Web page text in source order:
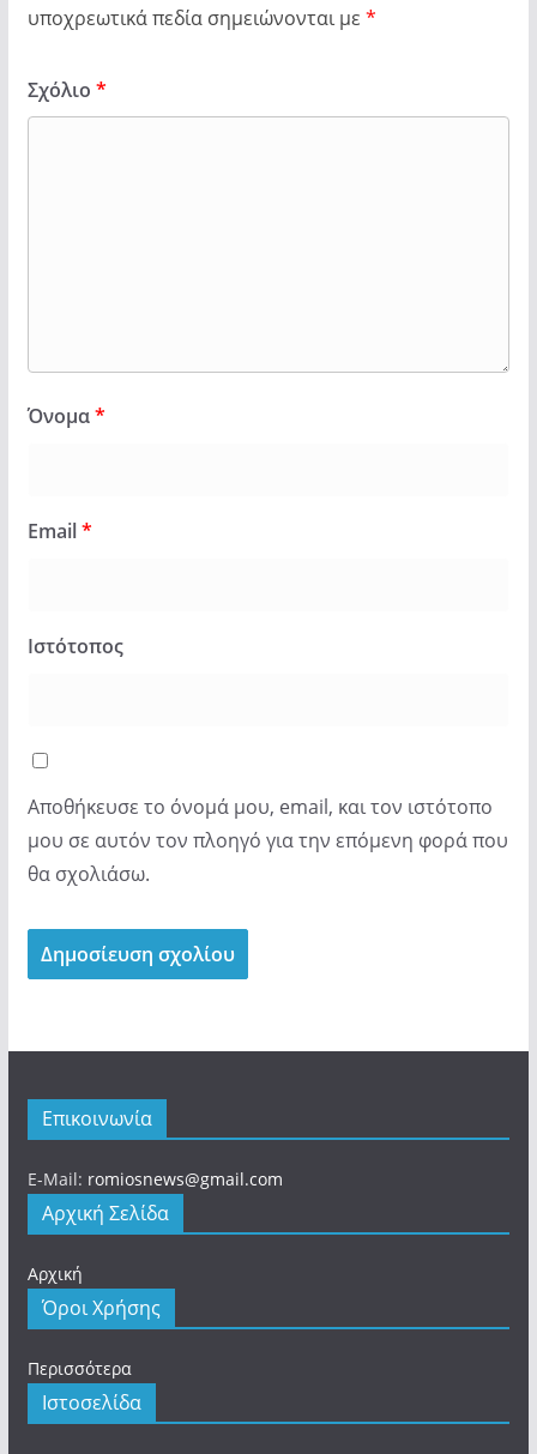
υποχρεωτικά πεδία σημειώνονται με *
Σχόλιο *
Όνομα*
Email*
Ιστότοπος
Αποθήκευσε το όνομά μου, email, και τον ιστότοπο
μου σε αυτόν τον πλοηγό για την επόμενη φορά που
θα σχολιάσω.
Επικοινωνία
E-Mail: romiosnews@gmail.com
Αρχική Σελίδα
Αρχική
Όροι Χρήσης
Περισσότερα
Ιστοσελίδα